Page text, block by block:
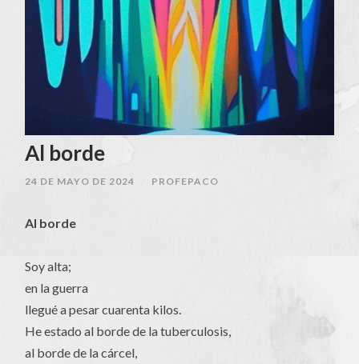
Al borde
24 DE MAYO DE 2024 PROFEPACO
Al borde
Soy alta;
en la guerra
llegué a pesar cuarenta kilos.
He estado al borde de la tuberculosis,
al borde de la cárcel,